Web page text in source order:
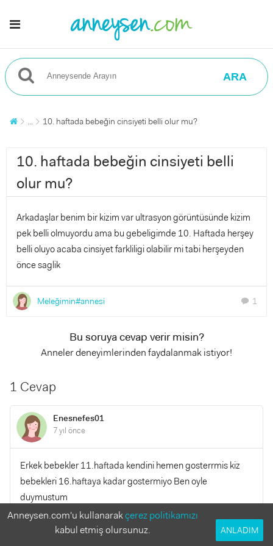
ARA
... 10. haftada bebeğin cinsiyeti belli olur mu?
10. haftada bebeğin cinsiyeti belli
olur mu?
Arkadaşlar benim bir kizim var ultrasyon görüntüsünde kizim
pek belli olmuyordu ama bu gebeligimde 10. Haftada herşey
belli oluyo acaba cinsiyet farkliligi olabilir mi tabi herşeyden
önce saglik
Meleğimin#annesi chat 1
Bu soruya cevap verir misin?
Anneler deneyimlerinden faydalanmak istiyor!
1 Cevap
Enesnefes01
7 yıl önce
Erkek bebekler 11.haftada kendini hemen gosterrmis kiz
bebekleri 16.haftaya kadar gostermiyo Ben oyle
duymustum
YANITLA
0
Anneysen.com'u kullanarakçerez politikamızı
kabul etmiş olursunuz.
ANLADIM